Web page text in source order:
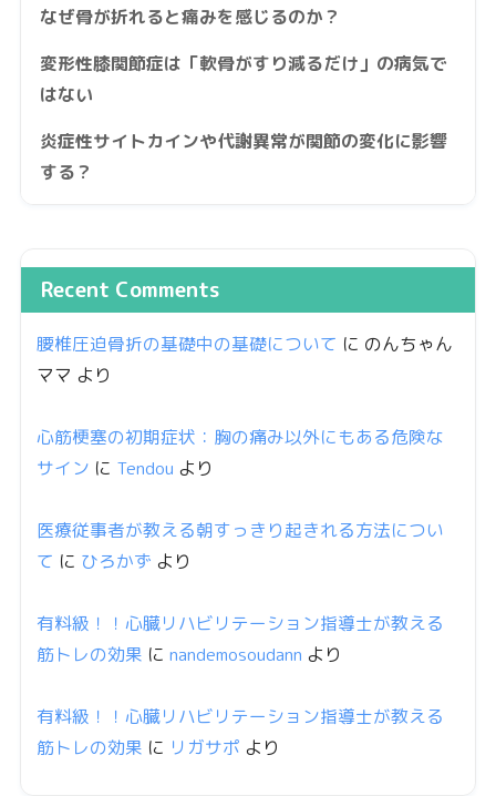
なぜ骨が折れると痛みを感じるのか？
変形性膝関節症は「軟骨がすり減るだけ」の病気で
はない
炎症性サイトカインや代謝異常が関節の変化に影響
する？
Recent Comments
腰椎圧迫骨折の基礎中の基礎について に のんちゃん
ママ より
心筋梗塞の初期症状：胸の痛み以外にもある危険な
サイン に Tendou より
医療従事者が教える朝すっきり起きれる方法につい
て に ひろかず より
有料級！！心臓リハビリテーション指導士が教える
筋トレの効果 に nandemosoudann より
有料級！！心臓リハビリテーション指導士が教える
筋トレの効果 に リガサポ より